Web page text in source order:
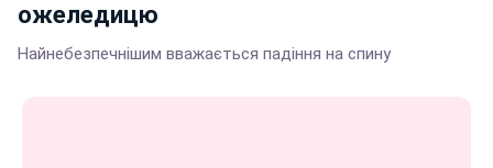
ожеледицю
Найнебезпечнішим вважається падіння на спину